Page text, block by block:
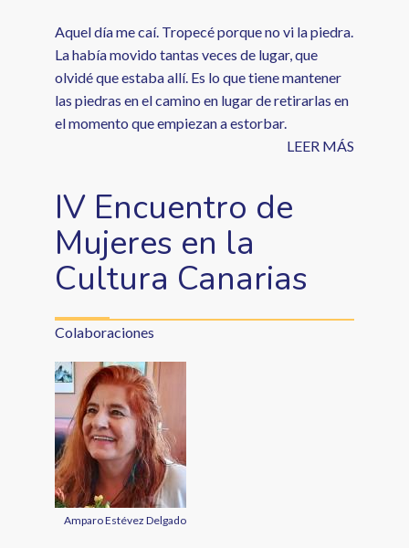
Aquel día me caí. Tropecé porque no vi la piedra.
La había movido tantas veces de lugar, que
olvidé que estaba allí. Es lo que tiene mantener
las piedras en el camino en lugar de retirarlas en
el momento que empiezan a estorbar.
LEER MÁS
IV Encuentro de
Mujeres en la
Cultura Canarias
Colaboraciones
Amparo Estévez Delgado